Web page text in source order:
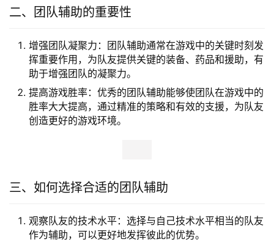
二、团队辅助的重要性
增强团队凝聚力：团队辅助通常在游戏中的关键时刻发
挥重要作用，为队友提供关键的装备、药品和援助，有
助于增强团队的凝聚力。
提高游戏胜率：优秀的团队辅助能够使团队在游戏中的
胜率大大提高，通过精准的策略和有效的支援，为队友
创造更好的游戏环境。
三、如何选择合适的团队辅助
观察队友的技术水平：选择与自己技术水平相当的队友
作为辅助，可以更好地发挥彼此的优势。